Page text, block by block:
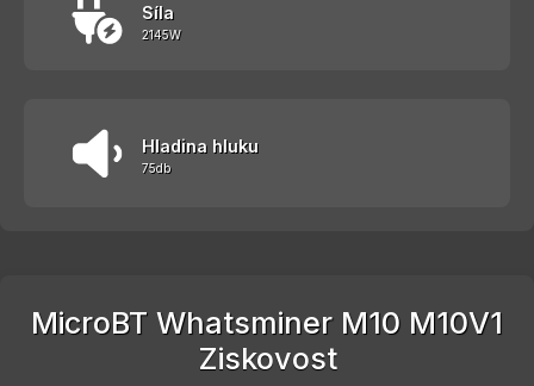
Síla
2145W
Hladina hluku
75db
MicroBT Whatsminer M10 M10V1
Ziskovost